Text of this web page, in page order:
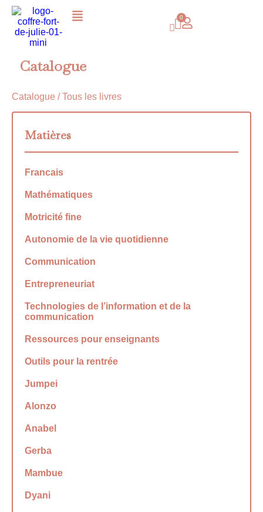
Catalogue
Catalogue / Tous les livres
Matières
Francais
Mathématiques
Motricité fine
Autonomie de la vie quotidienne
Communication
Entrepreneuriat
Technologies de l’information et de la
communication
Ressources pour enseignants
Outils pour la rentrée
Jumpei
Alonzo
Anabel
Gerba
Mambue
Dyani